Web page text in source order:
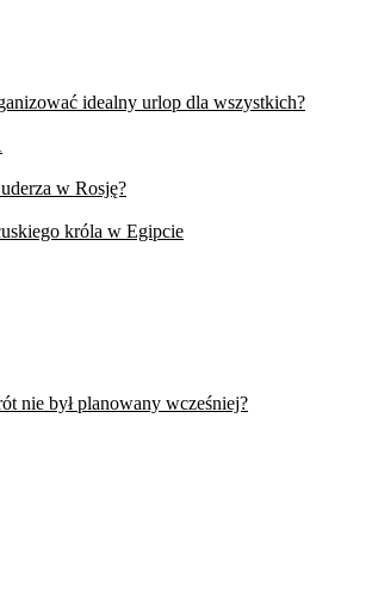
idealny urlop dla wszystkich?
w Rosję?
króla w Egipcie
nie był planowany wcześniej?